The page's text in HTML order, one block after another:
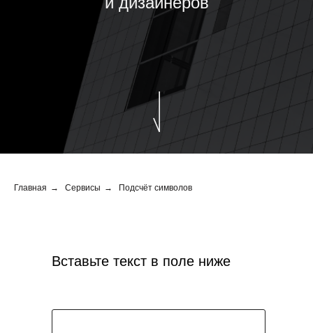
Главная → Сервисы → Подсчёт символов
Вставьте текст в поле ниже